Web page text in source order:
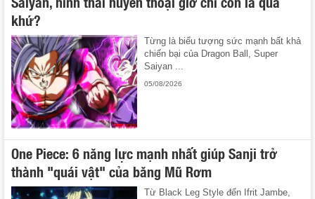
khứ?
Từng là biểu tượng sức mạnh bất khả
chiến bại của Dragon Ball, Super
Saiyan ...
05/08/2026
One Piece: 6 năng lực mạnh nhất giúp Sanji trở
thành "quái vật" của băng Mũ Rơm
Từ Black Leg Style đến Ifrit Jambe,